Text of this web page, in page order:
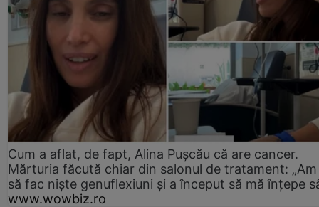
Cum a aflat, de fapt, Alina Pușcău că are cancer.
Mărturia făcută chiar din salonul de tratament:
să fac niște genuflexiuni și a început să mă înțepe
www.wowbiz.ro